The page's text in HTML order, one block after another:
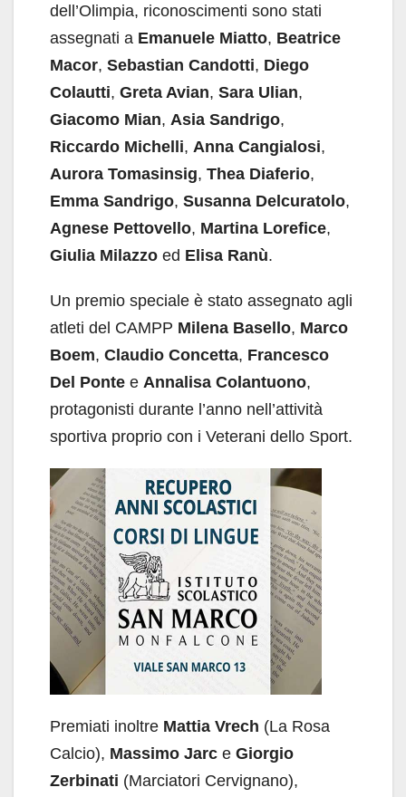
dell’Olimpia, riconoscimenti sono stati
assegnati a Emanuele Miatto, Beatrice
Macor, Sebastian Candotti, Diego
Colautti, Greta Avian, Sara Ulian,
Giacomo Mian, Asia Sandrigo,
Riccardo Michelli, Anna Cangialosi,
Aurora Tomasinsig, Thea Diaferio,
Emma Sandrigo, Susanna Delcuratolo,
Agnese Pettovello, Martina Lorefice,
Giulia Milazzo ed Elisa Ranù.
Un premio speciale è stato assegnato agli
atleti del CAMPP Milena Basello, Marco
Boem, Claudio Concetta, Francesco
Del Ponte e Annalisa Colantuono,
protagonisti durante l’anno nell’attività
sportiva proprio con i Veterani dello Sport.
Premiati inoltre Mattia Vrech (La Rosa
Calcio), Massimo Jarc e Giorgio
Zerbinati (Marciatori Cervignano),